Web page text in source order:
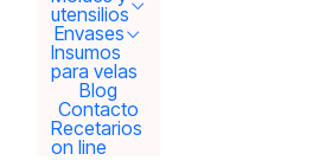
utensilios
Envases
Insumos
para velas
Blog
Contacto
Recetarios
on line